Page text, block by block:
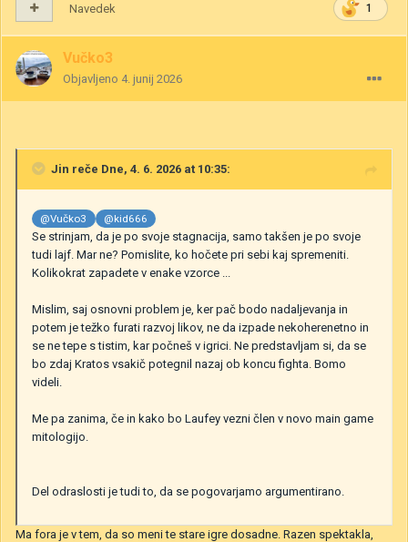
1
Navedek
Vučko3
Objavljeno 4. junij 2026
Jin reče Dne, 4. 6. 2026 at 10:35:
@Vučko3 @kid666
Se strinjam, da je po svoje stagnacija, samo takšen je po svoje
tudi lajf. Mar ne? Pomislite, ko hočete pri sebi kaj spremeniti.
Kolikokrat zapadete v enake vzorce ...
Mislim, saj osnovni problem je, ker pač bodo nadaljevanja in
potem je težko furati razvoj likov, ne da izpade nekoherenetno in
se ne tepe s tistim, kar počneš v igrici. Ne predstavljam si, da se
bo zdaj Kratos vsakič potegnil nazaj ob koncu fighta. Bomo
videli.
Me pa zanima, če in kako bo Laufey vezni člen v novo main game
mitologijo.
Del odraslosti je tudi to, da se pogovarjamo argumentirano.
Ma fora je v tem, da so meni te stare igre dosadne. Razen spektakla,